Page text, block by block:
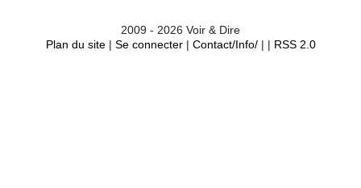
2009 - 2026 Voir & Dire
Plan du site| Se connecter| Contact/Info/| | RSS 2.0